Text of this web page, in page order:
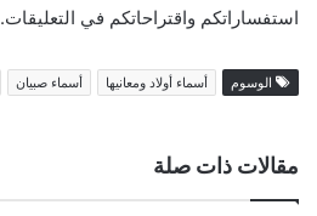
استفساراتكم واقتراحاتكم في التعليقات.
الوسوم أسماء أولاد ومعانيها أسماء صبيان
مقالات ذات صلة